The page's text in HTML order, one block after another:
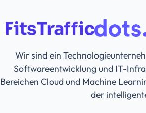
Wir sind ein
Softwareentwicklung und IT-
Bereichen Cloud und Machine
der